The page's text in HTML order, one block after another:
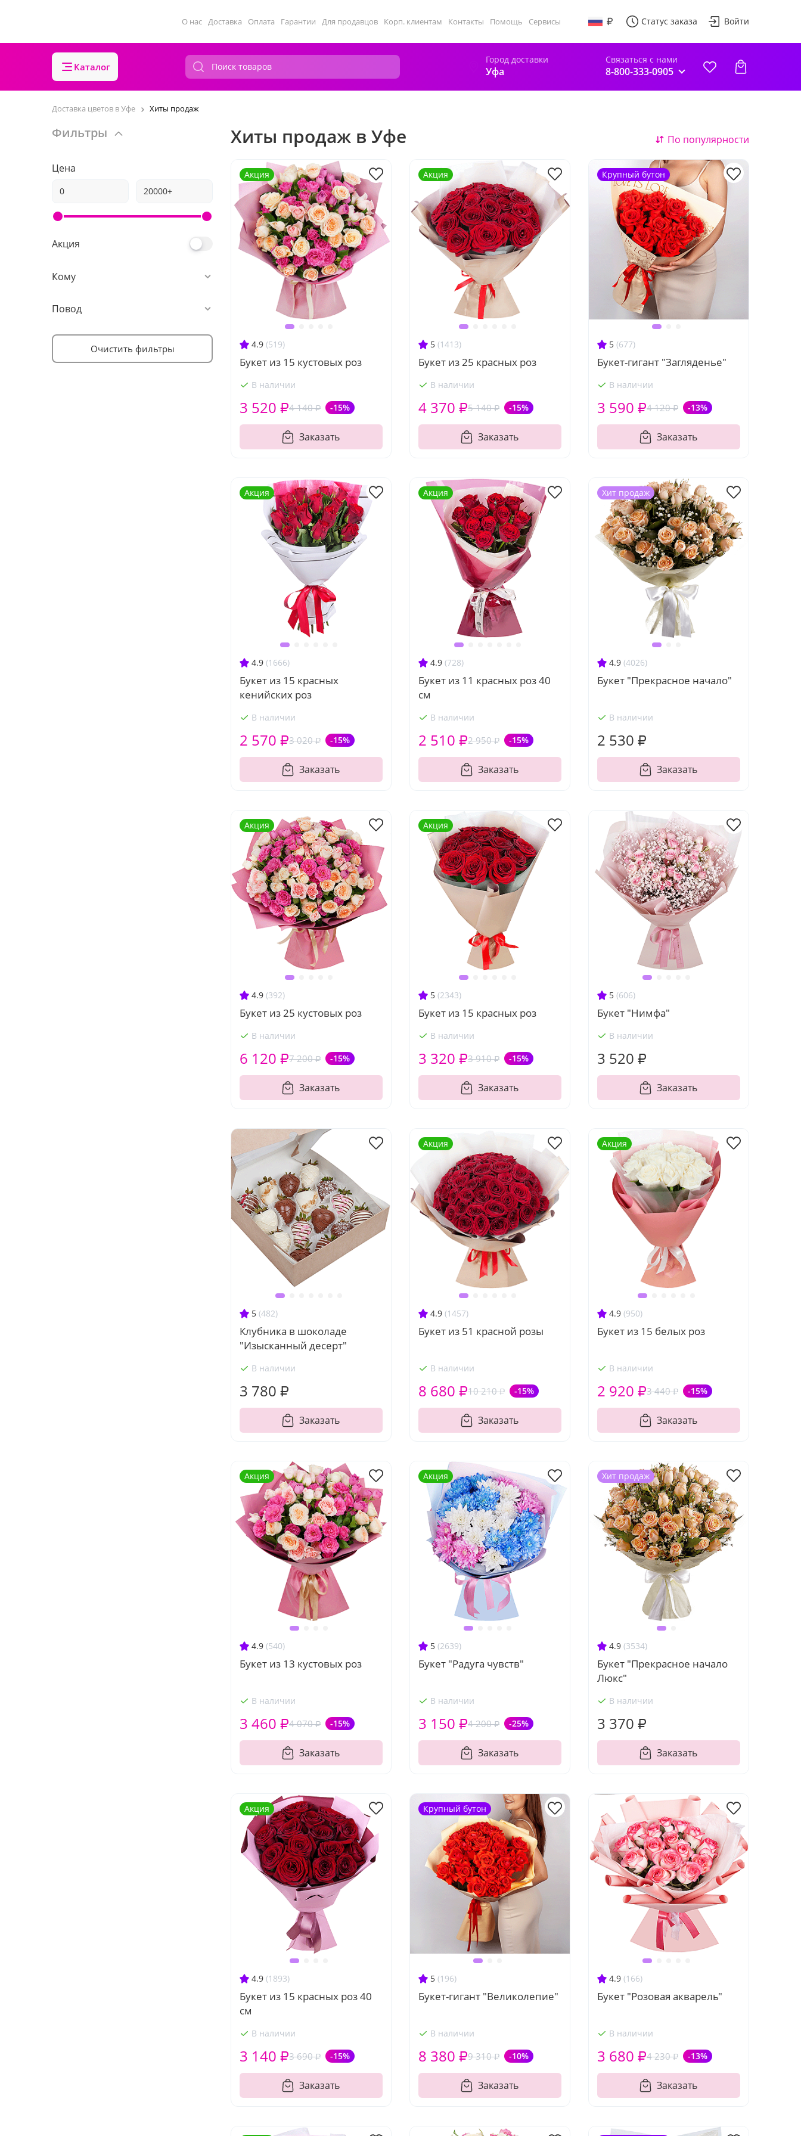
О нас Доставка Оплата Гарантии Для продавцов Корп. клиентам Контакты Помощь Сервисы Статус заказа Войти
Каталог
Город доставки
Уфа
Связаться с нами
8-800-333-0905
Доставка цветов в Уфе Хиты продаж
Фильтры
Цена
Акция
Кому
Повод
Очистить фильтры
Хиты продаж в Уфе По популярности
4.9 (519)
Букет из 15 кустовых роз
В наличии
4 140 ₽ -15%
3 520 ₽
Заказать
Акция
5 (1413)
Букет из 25 красных роз
В наличии
5 140 ₽ -15%
4 370 ₽
Заказать
Акция
5 (677)
Букет-гигант "Загляденье"
В наличии
4 120 ₽ -13%
3 590 ₽
Заказать
Крупный бутон
4.9 (1666)
Букет из 15 красных
кенийских роз
В наличии
3 020 ₽ -15%
2 570 ₽
Заказать
Акция
4.9 (728)
Букет из 11 красных роз 40
см
В наличии
2 950 ₽ -15%
2 510 ₽
Заказать
Акция
4.9 (4026)
Букет "Прекрасное начало"
В наличии
2 530 ₽
Заказать
Хит продаж
4.9 (392)
Букет из 25 кустовых роз
В наличии
7 200 ₽ -15%
6 120 ₽
Заказать
Акция
5 (2343)
Букет из 15 красных роз
В наличии
3 910 ₽ -15%
3 320 ₽
Заказать
Акция
5 (606)
Букет "Нимфа"
В наличии
3 520 ₽
Заказать
5 (482)
Клубника в шоколаде
"Изысканный десерт"
В наличии
3 780 ₽
Заказать
4.9 (1457)
Букет из 51 красной розы
В наличии
10 210 ₽ -15%
8 680 ₽
Заказать
Акция
4.9 (950)
Букет из 15 белых роз
В наличии
3 440 ₽ -15%
2 920 ₽
Заказать
Акция
4.9 (540)
Букет из 13 кустовых роз
В наличии
4 070 ₽ -15%
3 460 ₽
Заказать
Акция
5 (2639)
Букет "Радуга чувств"
В наличии
4 200 ₽ -25%
3 150 ₽
Заказать
Акция
4.9 (3534)
Букет "Прекрасное начало
Люкс"
В наличии
3 370 ₽
Заказать
Хит продаж
4.9 (1893)
Букет из 15 красных роз 40
см
В наличии
3 690 ₽ -15%
3 140 ₽
Заказать
Акция
5 (196)
Букет-гигант "Великолепие"
В наличии
9 310 ₽ -10%
8 380 ₽
Заказать
Крупный бутон
4.9 (166)
Букет "Розовая акварель"
В наличии
4 230 ₽ -13%
3 680 ₽
Заказать